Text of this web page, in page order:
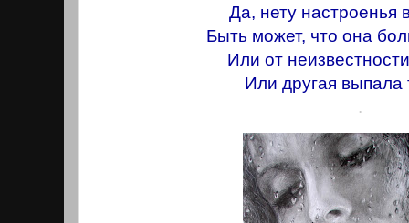
Да, нету настроенья
Быть может, что она
Или от
Или другая выпала
.